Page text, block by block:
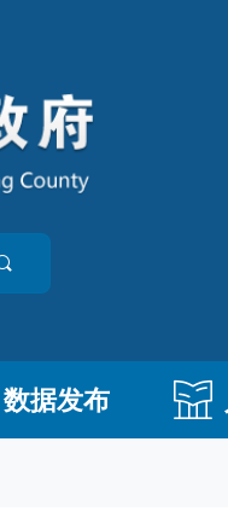
数据发布